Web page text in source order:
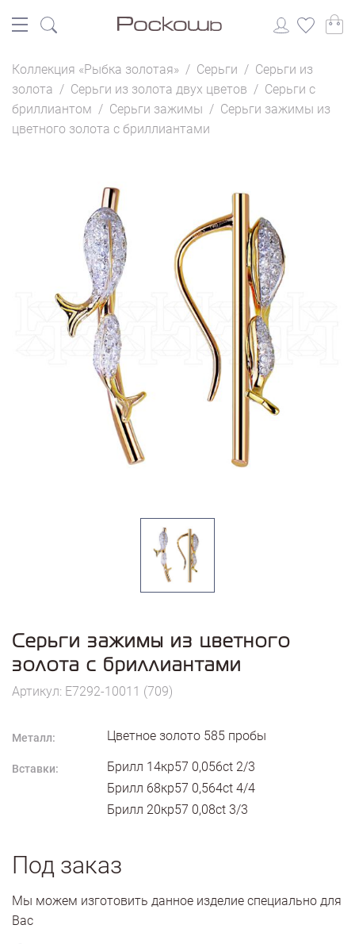
Коллекция «Рыбка золотая» / Серьги / Серьги из
золота / Серьги из золота двух цветов / Серьги с
бриллиантом / Серьги зажимы / Серьги зажимы из
цветного золота с бриллиантами
Серьги зажимы из цветного
золота с бриллиантами
Артикул: E7292-10011 (709)
Металл: Цветное золото 585 пробы
Вставки:
Брилл 14кр57 0,056ct 2/3
Брилл 68кр57 0,564ct 4/4
Брилл 20кр57 0,08ct 3/3
Под заказ
Мы можем изготовить данное изделие специально для
Вас